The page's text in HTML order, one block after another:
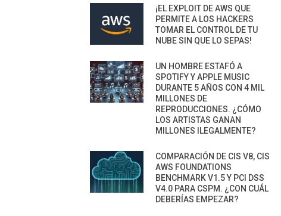
¡EL EXPLOIT DE AWS QUE
PERMITE A LOS HACKERS
TOMAR EL CONTROL DE TU
NUBE SIN QUE LO SEPAS!
UN HOMBRE ESTAFÓ A
SPOTIFY Y APPLE MUSIC
DURANTE 5 AÑOS CON 4 MIL
MILLONES DE
REPRODUCCIONES. ¿CÓMO
LOS ARTISTAS GANAN
MILLONES ILEGALMENTE?
COMPARACIÓN DE CIS V8, CIS
AWS FOUNDATIONS
BENCHMARK V1.5 Y PCI DSS
V4.0 PARA CSPM. ¿CON CUÁL
DEBERÍAS EMPEZAR?